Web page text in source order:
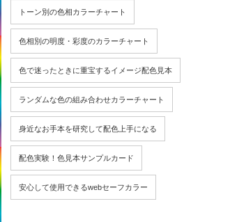
トーン別の色相カラーチャート
色相別の明度・彩度のカラーチャート
色で迷ったときに重宝するイメージ配色見本
ランダムな色の組み合わせカラーチャート
身近なお手本を研究して配色上手になる
配色実験！色見本サンプルカード
安心して使用できるwebセーフカラー